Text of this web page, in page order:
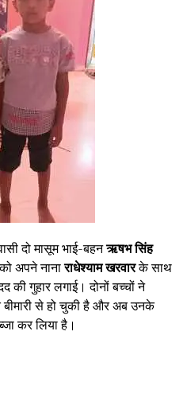
दो मासूम भाई-बहनऋषभ सिंह
अपने नानाराधेश्याम खरवारके साथ
की गुहार लगाई। दोनों बच्चों ने
बीमारी से हो चुकी है और अब उनके
कर लिया है।